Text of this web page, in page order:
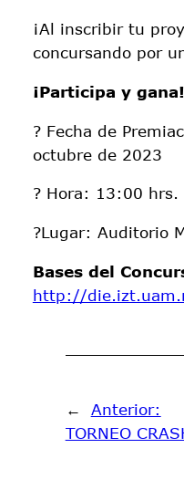
¡Al inscribir tu
concursando por
¡Participa y gana!
? Fecha de
octubre de 2023
? Hora: 13:00 hrs.
?Lugar: Auditorio
Bases del
http://
←
Anterior:
TORNEO